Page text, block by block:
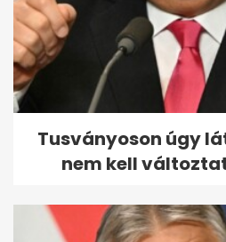
Tusványoson úgy
nem kell